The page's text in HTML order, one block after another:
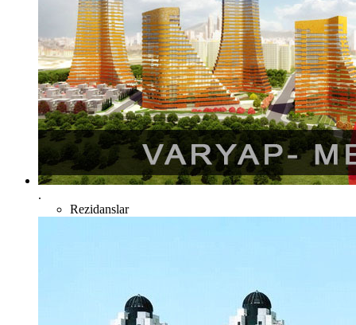
.
Rezidanslar